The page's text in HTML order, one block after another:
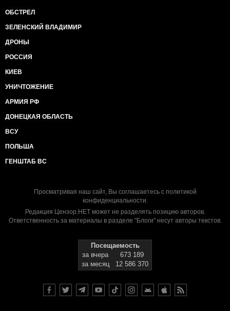
ОБСТРЕЛ
ЗЕЛЕНСКИЙ ВЛАДИМИР
ДРОНЫ
РОССИЯ
КИЕВ
УНИЧТОЖЕНИЕ
АРМИЯ РФ
ДОНЕЦКАЯ ОБЛАСТЬ
ВСУ
ПОЛЬША
ГЕНШТАБ ВС
Просматривая наш сайт, Вы соглашаетесь с политикой
конфиденциальности.
Редакция Цензор.НЕТ может не разделять позицию авторов.
Ответственность за материалы в разделе "Блоги" несут авторы текстов.
Посещаемость
за вчера
673 189
за месяц
12 586 370